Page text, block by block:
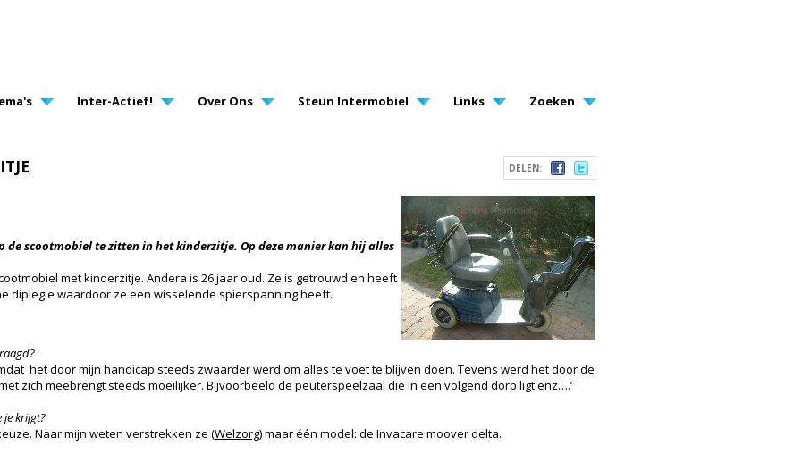
Inter-Actief! Over Ons Steun Intermobiel Links Zoeken
DELEN:
de scootmobiel te zitten in het kinderzitje. Op deze manier kan hij alles
met kinderzitje. Andera is 26 jaar oud. Ze is getrouwd en heeft
diplegie waardoor ze een wisselende spierspanning heeft.
het door mijn handicap steeds zwaarder werd om alles te voet te blijven doen. Tevens werd het door de
zich meebrengt steeds moeilijker. Bijvoorbeeld de peuterspeelzaal die in een volgend dorp ligt enz….’
je krijgt?
Naar mijn weten verstrekken ze (Welzorg) maar één model: de Invacare moover delta.